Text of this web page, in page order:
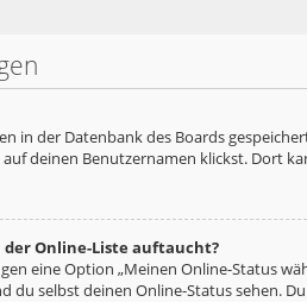
in der Datenbank des Boards
deinen Benutzernamen klickst. Dort
Online-Liste auftaucht?
eine Option „Meinen Online-Status
selbst deinen Online-Status sehen.